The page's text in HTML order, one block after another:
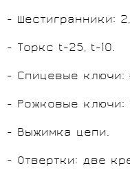
- Шестигранники:
- Торкс t-25, t-10.
- Спицевые ключи:
- Рожковые ключи:
- Выжимка цепи.
- Отвертки: две